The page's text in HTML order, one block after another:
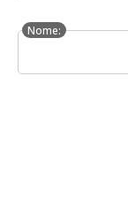
Nome: